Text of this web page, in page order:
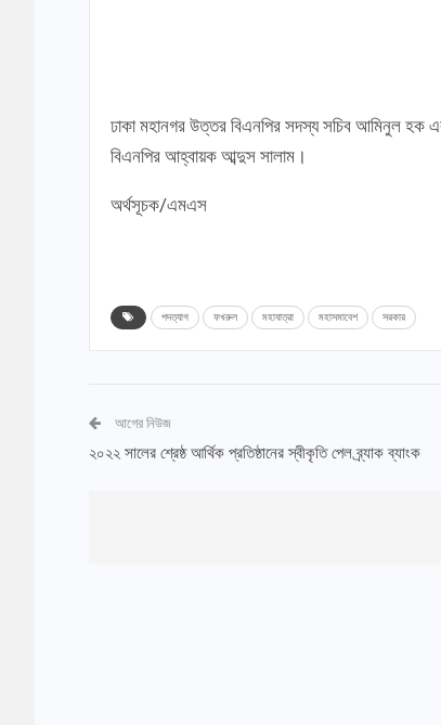
ঢাকা মহানগর উত্তর বিএনপির সদস্য সচিব আমিনুল হক
বিএনপির আহ্বায়ক আব্দুস সালাম।
অর্থসূচক/এমএস
পদত্যাগ ফখরুল মহাযাত্রা মহাসমাবেশ সরকার
আগের নিউজ
২০২২ সালের শ্রেষ্ঠ আর্থিক প্রতিষ্ঠানের স্বীকৃতি পেল ব্র্যাক ব্যাংক